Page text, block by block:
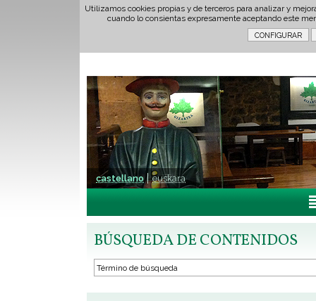
Utilizamos cookies propias y de terceros para analizar y
cuando lo consientas expresamente aceptando este
castellano euskara
BÚSQUEDA DE CONTENIDOS